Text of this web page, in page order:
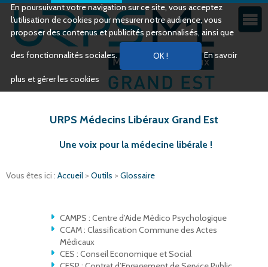
En poursuivant votre navigation sur ce site, vous acceptez
l’utilisation de cookies pour mesurer notre audience, vous
proposer des contenus et publicités personnalisés, ainsi que
des fonctionnalités sociales. En savoir
plus et gérer les cookies
URPS Médecins Libéraux Grand Est
Une voix pour la médecine libérale !
Vous êtes ici : Accueil > Outils > Glossaire
CAMPS : Centre d’Aide Médico Psychologique
CCAM : Classification Commune des Actes
Médicaux
CES : Conseil Economique et Social